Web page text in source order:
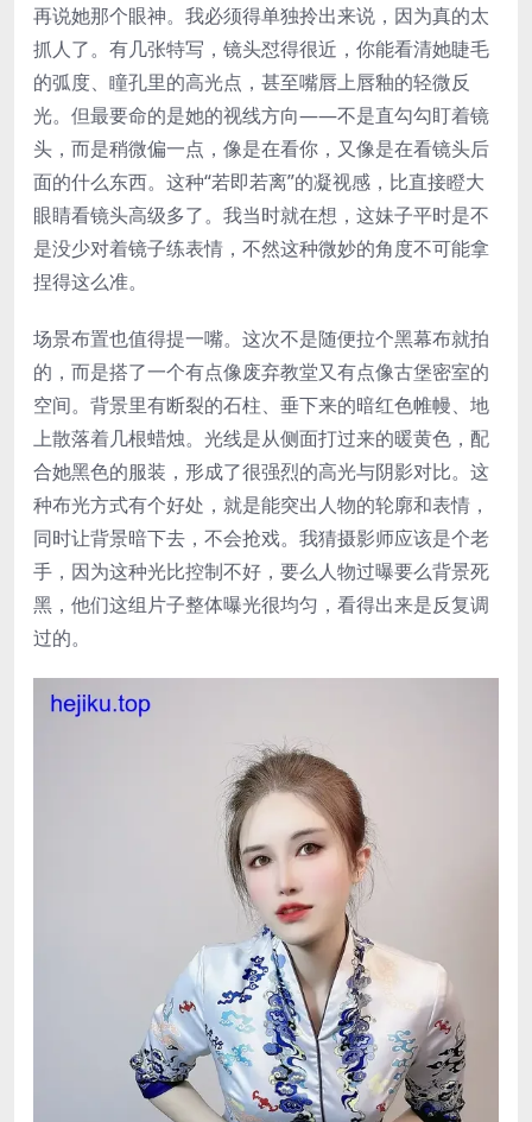
再说她那个眼神。我必须得单独拎出来说，因为真的太
抓人了。有几张特写，镜头怼得很近，你能看清她睫毛
的弧度、瞳孔里的高光点，甚至嘴唇上唇釉的轻微反
光。但最要命的是她的视线方向——不是直勾勾盯着镜
头，而是稍微偏一点，像是在看你，又像是在看镜头后
面的什么东西。这种“若即若离”的凝视感，比直接瞪大
眼睛看镜头高级多了。我当时就在想，这妹子平时是不
是没少对着镜子练表情，不然这种微妙的角度不可能拿
捏得这么准。
场景布置也值得提一嘴。这次不是随便拉个黑幕布就拍
的，而是搭了一个有点像废弃教堂又有点像古堡密室的
空间。背景里有断裂的石柱、垂下来的暗红色帷幔、地
上散落着几根蜡烛。光线是从侧面打过来的暖黄色，配
合她黑色的服装，形成了很强烈的高光与阴影对比。这
种布光方式有个好处，就是能突出人物的轮廓和表情，
同时让背景暗下去，不会抢戏。我猜摄影师应该是个老
手，因为这种光比控制不好，要么人物过曝要么背景死
黑，他们这组片子整体曝光很均匀，看得出来是反复调
过的。